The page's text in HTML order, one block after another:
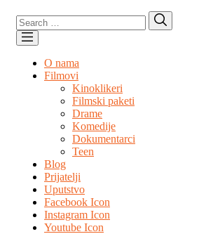
Search
for:
O nama
Filmovi
Kinoklikeri
Filmski paketi
Drame
Komedije
Dokumentarci
Teen
Blog
Prijatelji
Uputstvo
Facebook Icon
Instagram Icon
Youtube Icon